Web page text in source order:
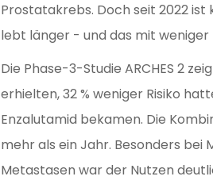
Prostatakrebs. Doch seit 2022
lebt länger - und das mit
Die Phase-3-Studie ARCHES 2
erhielten, 32 % weniger Risiko
Enzalutamid bekamen. Die
mehr als ein Jahr. Besonders
Metastasen war der Nutzen